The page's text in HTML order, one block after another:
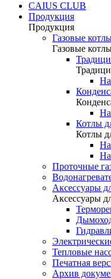
CAIUS CLUB
Продукция
Продукция
Газовые
Газовые
Котлы
Котлы
Проточные
Аксессуары
Аксессуары
Тепловые
Печатная
Архив